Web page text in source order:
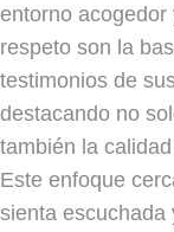
entorno
respeto son la
testimonios de
destacando no
también la
Este enfoque
sienta escuchada